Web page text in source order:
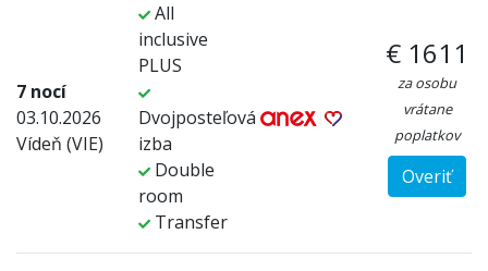
7 nocí
03.10.2026
Vídeň (VIE)
All
inclusive
PLUS
Dvojposteľová
izba
Double
room
Transfer
€ 1611
za osobu
vrátane
poplatkov
Overiť